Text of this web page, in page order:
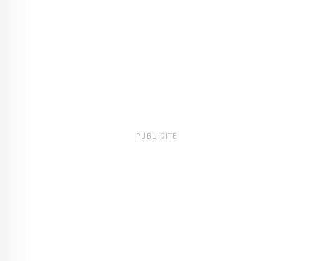
PUBLICITÉ